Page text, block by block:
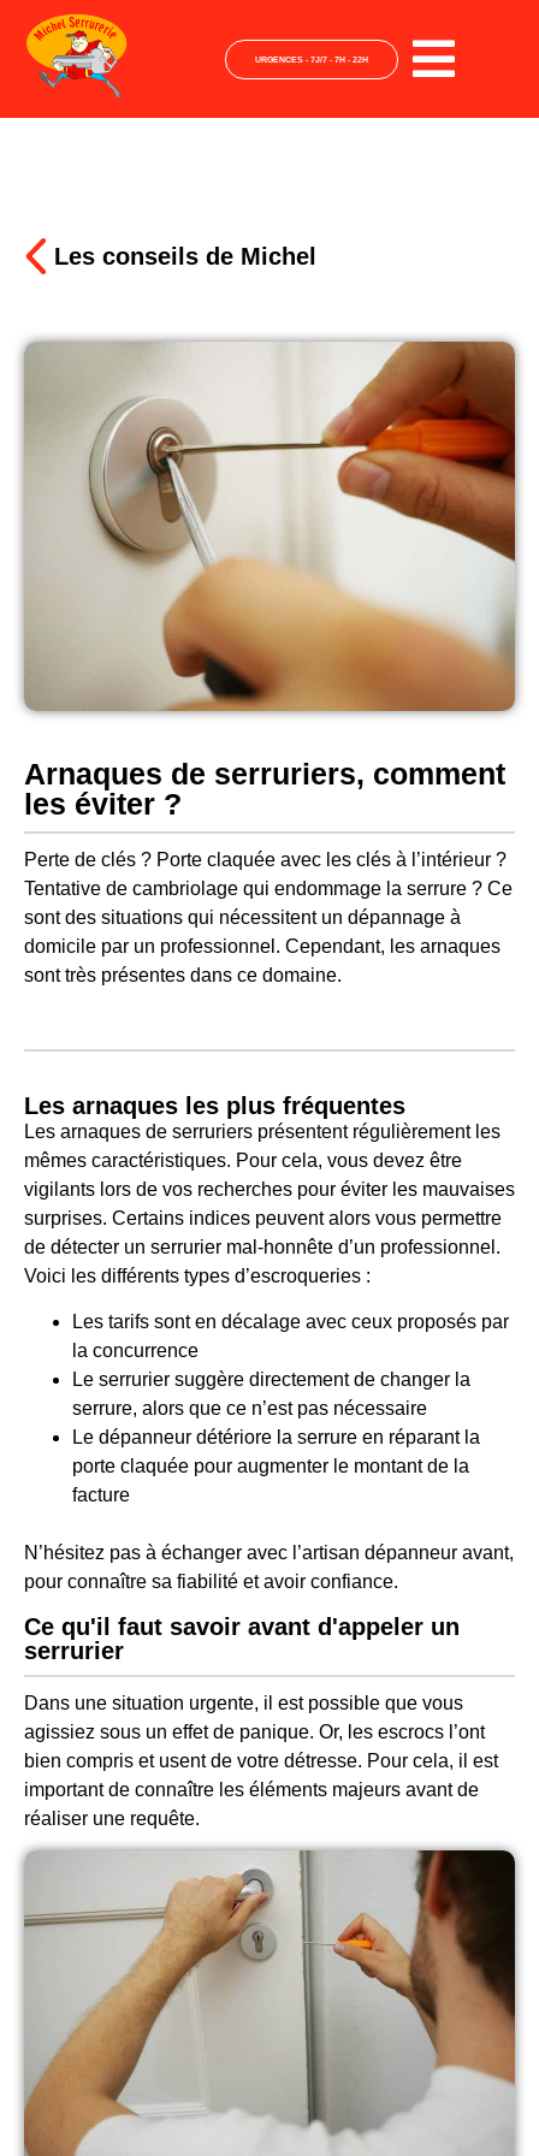
URGENCES - 7J/7 - 7H - 22H
Les conseils de Michel
Arnaques de serruriers, comment
les éviter ?
Perte de clés ? Porte claquée avec les clés à l’intérieur ?
Tentative de cambriolage qui endommage la serrure ? Ce
sont des situations qui nécessitent un dépannage à
domicile par un professionnel. Cependant, les arnaques
sont très présentes dans ce domaine.
Les arnaques les plus fréquentes
Les arnaques de serruriers présentent régulièrement les
mêmes caractéristiques. Pour cela, vous devez être
vigilants lors de vos recherches pour éviter les mauvaises
surprises. Certains indices peuvent alors vous permettre
de détecter un serrurier mal-honnête d’un professionnel.
Voici les différents types d’escroqueries :
Les tarifs sont en décalage avec ceux proposés par
la concurrence
Le serrurier suggère directement de changer la
serrure, alors que ce n’est pas nécessaire
Le dépanneur détériore la serrure en réparant la
porte claquée pour augmenter le montant de la
facture
N’hésitez pas à échanger avec l’artisan dépanneur avant,
pour connaître sa fiabilité et avoir confiance.
Ce qu'il faut savoir avant d'appeler un
serrurier
Dans une situation urgente, il est possible que vous
agissiez sous un effet de panique. Or, les escrocs l’ont
bien compris et usent de votre détresse. Pour cela, il est
important de connaître les éléments majeurs avant de
réaliser une requête.